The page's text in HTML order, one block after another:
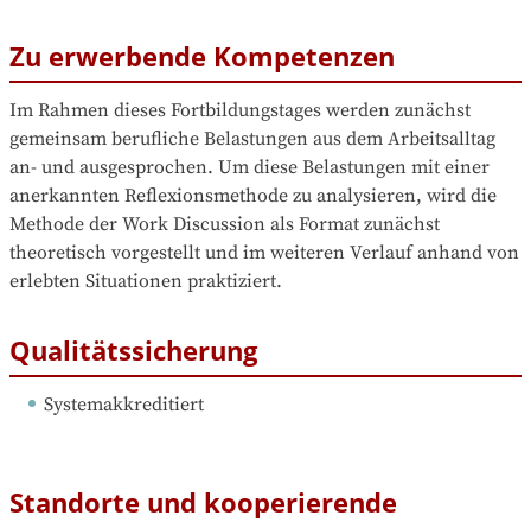
Zu erwerbende Kompetenzen
Im Rahmen dieses Fortbildungstages werden zunächst
gemeinsam berufliche Belastungen aus dem Arbeitsalltag
an- und ausgesprochen. Um diese Belastungen mit einer
anerkannten Reflexionsmethode zu analysieren, wird die
Methode der Work Discussion als Format zunächst
theoretisch vorgestellt und im weiteren Verlauf anhand von
erlebten Situationen praktiziert.
Qualitätssicherung
Systemakkreditiert
Standorte und kooperierende